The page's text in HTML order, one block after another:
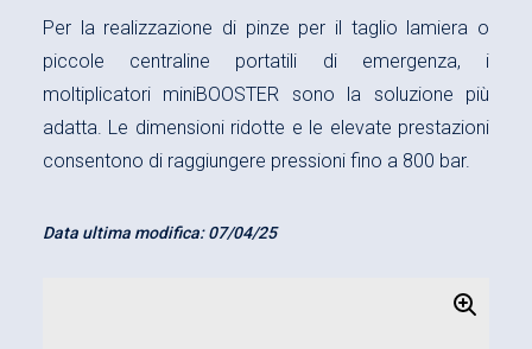
Per la realizzazione di pinze per il taglio lamiera o
piccole centraline portatili di emergenza, i
moltiplicatori miniBOOSTER sono la soluzione più
adatta. Le dimensioni ridotte e le elevate prestazioni
consentono di raggiungere pressioni fino a 800 bar.
Data ultima modifica:07/04/25